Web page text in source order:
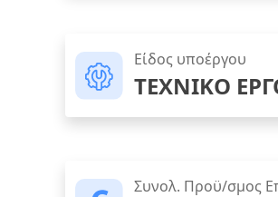
Είδος υποέργου
ΤΕΧΝΙΚΟ
Συνολ. Προϋ/σμος